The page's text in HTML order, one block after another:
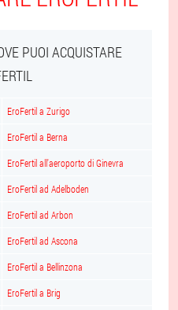
PUOI ACQUISTARE
EroFertil a Zurigo
EroFertil a Berna
EroFertil all'aeroporto di Ginevra
EroFertil ad Adelboden
EroFertil ad Arbon
EroFertil ad Ascona
EroFertil a Bellinzona
EroFertil a Brig